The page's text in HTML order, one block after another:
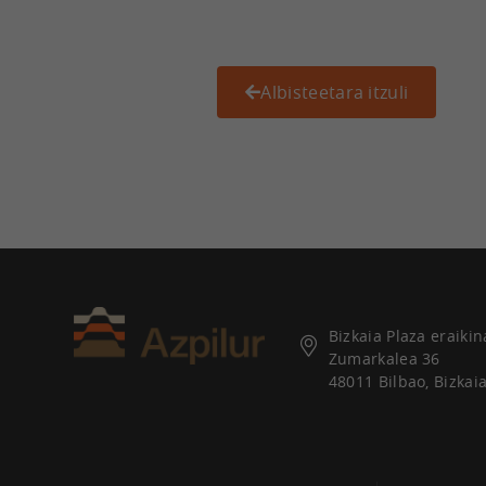
Albisteetara itzuli
Bizkaia Plaza
Zumarkalea 36
48011 Bilbao, Bizkaia